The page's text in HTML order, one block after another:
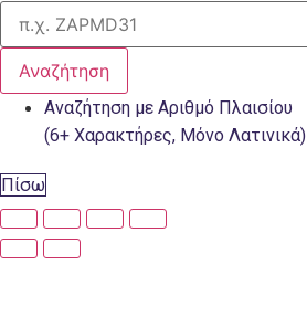
Αναζήτηση
Αναζήτηση με Αριθμό Πλαισίου
(6+ Χαρακτήρες, Μόνο Λατινικά)
Πίσω